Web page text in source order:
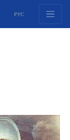
РУС